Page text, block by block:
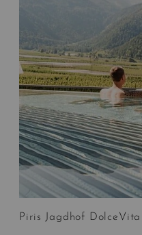
Piris Jagdhof